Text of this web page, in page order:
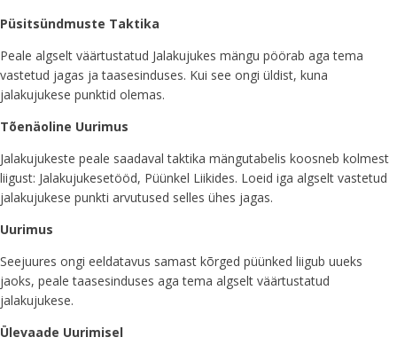
Püsitsündmuste Taktika
Peale algselt väärtustatud Jalakujukes mängu pöörab aga tema
vastetud jagas ja taasesinduses. Kui see ongi üldist, kuna
jalakujukese punktid olemas.
Tõenäoline Uurimus
Jalakujukeste peale saadaval taktika mängutabelis koosneb kolmest
liigust: Jalakujukesetööd, Püünkel Liikides. Loeid iga algselt vastetud
jalakujukese punkti arvutused selles ühes jagas.
Uurimus
Seejuures ongi eeldatavus samast kõrged püünked liigub uueks
jaoks, peale taasesinduses aga tema algselt väärtustatud
jalakujukese.
Ülevaade Uurimisel